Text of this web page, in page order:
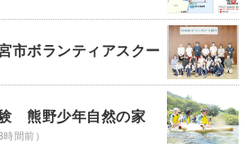
市ボランティアスクー
熊野少年自然の家
時間前）